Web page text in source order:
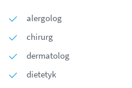
alergolog
chirurg
dermatolog
dietetyk